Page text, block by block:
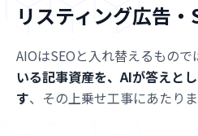
リスティング広告
AIOはSEOと入れ替えるもので
いる記事資産を、AIが答えと
す、その上乗せ工事にあたりま